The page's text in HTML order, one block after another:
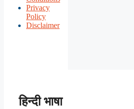
Privacy
Policy
Disclaimer
हिन्दी भाषा